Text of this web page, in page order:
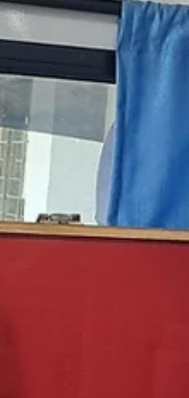
म.न.पा. उच्च प्राथमिक मराठी शाळा क्र. १३ मध्ये
१० मार्च २०२६ रोजी विद्यार्थ्यांसाठी विशेष नेत्र तपासणी
शिबिर आयोजित करण्यात आले. या उपक्रमांतर्गत एकूण
७७ विद्यार्थ्यां